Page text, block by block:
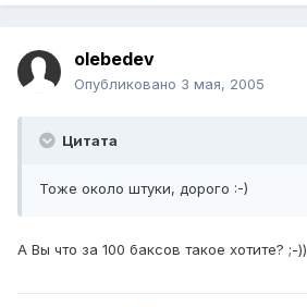
olebedev
Опубликовано 3 мая, 2005
Цитата
Тоже около штуки, дорого :-)
А Вы что за 100 баксов такое хотите? ;-))